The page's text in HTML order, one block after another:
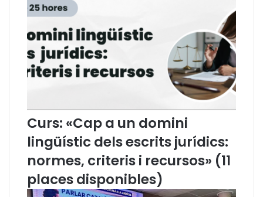
a
d
l
d
e
D
e
f
e
Curs: «Cap a un domini
lingüístic dels escrits jurídics:
normes, criteris i recursos» (11
places disponibles)